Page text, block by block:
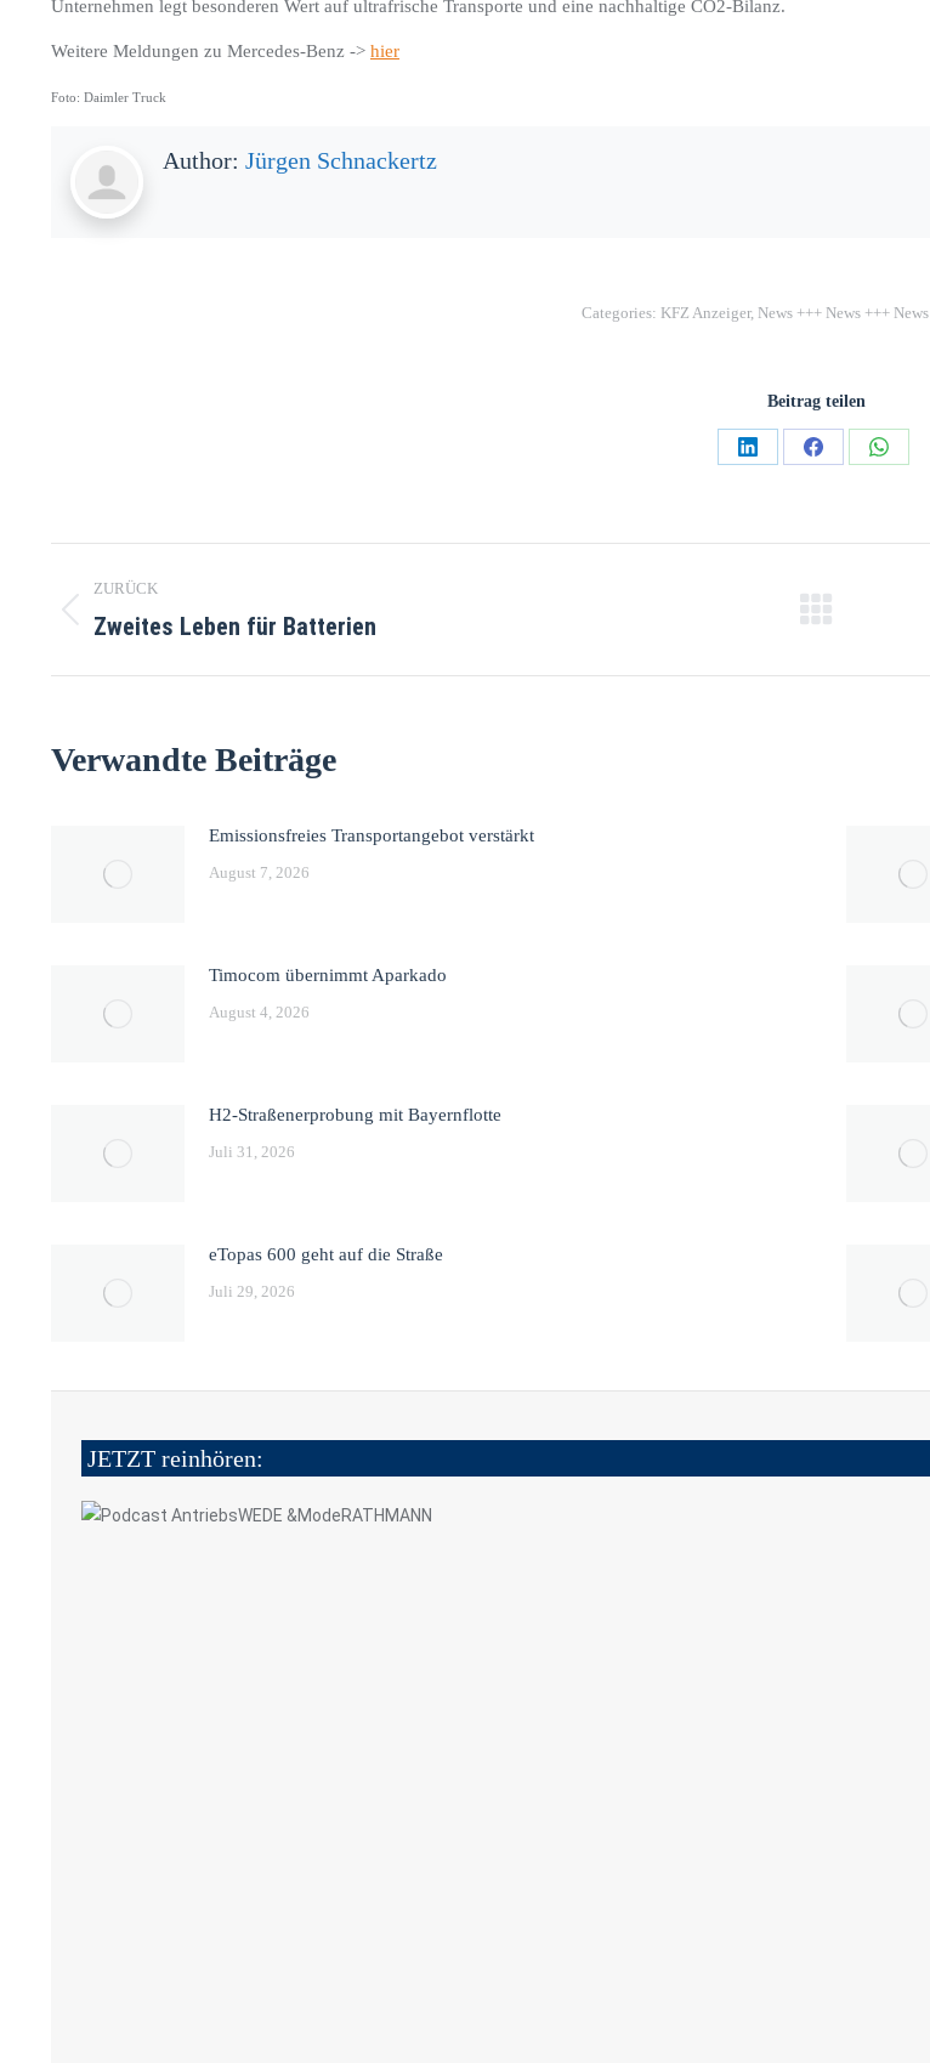
Unternehmen legt besonderen Wert auf ultrafrische Transporte und eine nachhaltige CO2-Bilanz.
Weitere Meldungen zu Mercedes-Benz -> hier
Foto: Daimler Truck
Author: Jürgen Schnackertz
Categories: KFZ Anzeiger, News +++ News +++ News
Beitrag teilen
Teilen
Teilen
Teilen
Kommentarnavigation
ZURÜCK
Vorheriger
Zweites Leben für Batterien
Verwandte Beiträge
Emissionsfreies Transportangebot verstärkt
August 7, 2026
Timocom übernimmt Aparkado
August 4, 2026
H2-Straßenerprobung mit Bayernflotte
Juli 31, 2026
eTopas 600 geht auf die Straße
Juli 29, 2026
JETZT reinhören: